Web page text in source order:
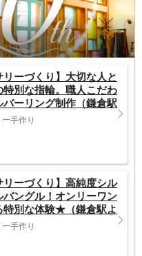
リーづくり】大切な人と
別な指輪。職人こだわ
バーリング制作（鎌倉駅
お持ち帰り可能）
手作り
リーづくり】高純度シル
ングル！オンリーワン
特別な体験★（鎌倉駅よ
持ち帰り可能）
手作り